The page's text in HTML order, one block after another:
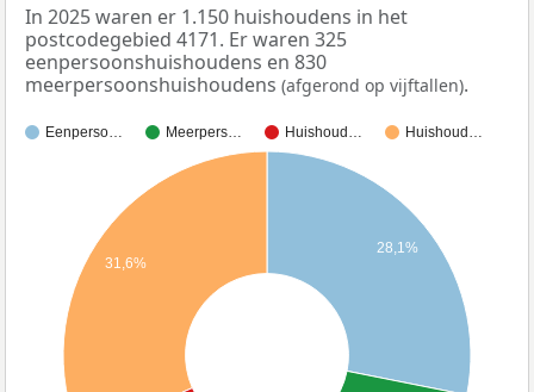
In 2025 waren er 1.150 huishoudens in het
postcodegebied 4171. Er waren 325
eenpersoonshuishoudens en 830
meerpersoonshuishoudens (afgerond op vijftallen).
Eenperso… Meerpers… Huishoud… Huishoud…
28,1%
31,6%